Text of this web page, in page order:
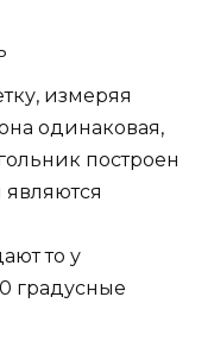
измеряя
одинаковая,
построен
являются